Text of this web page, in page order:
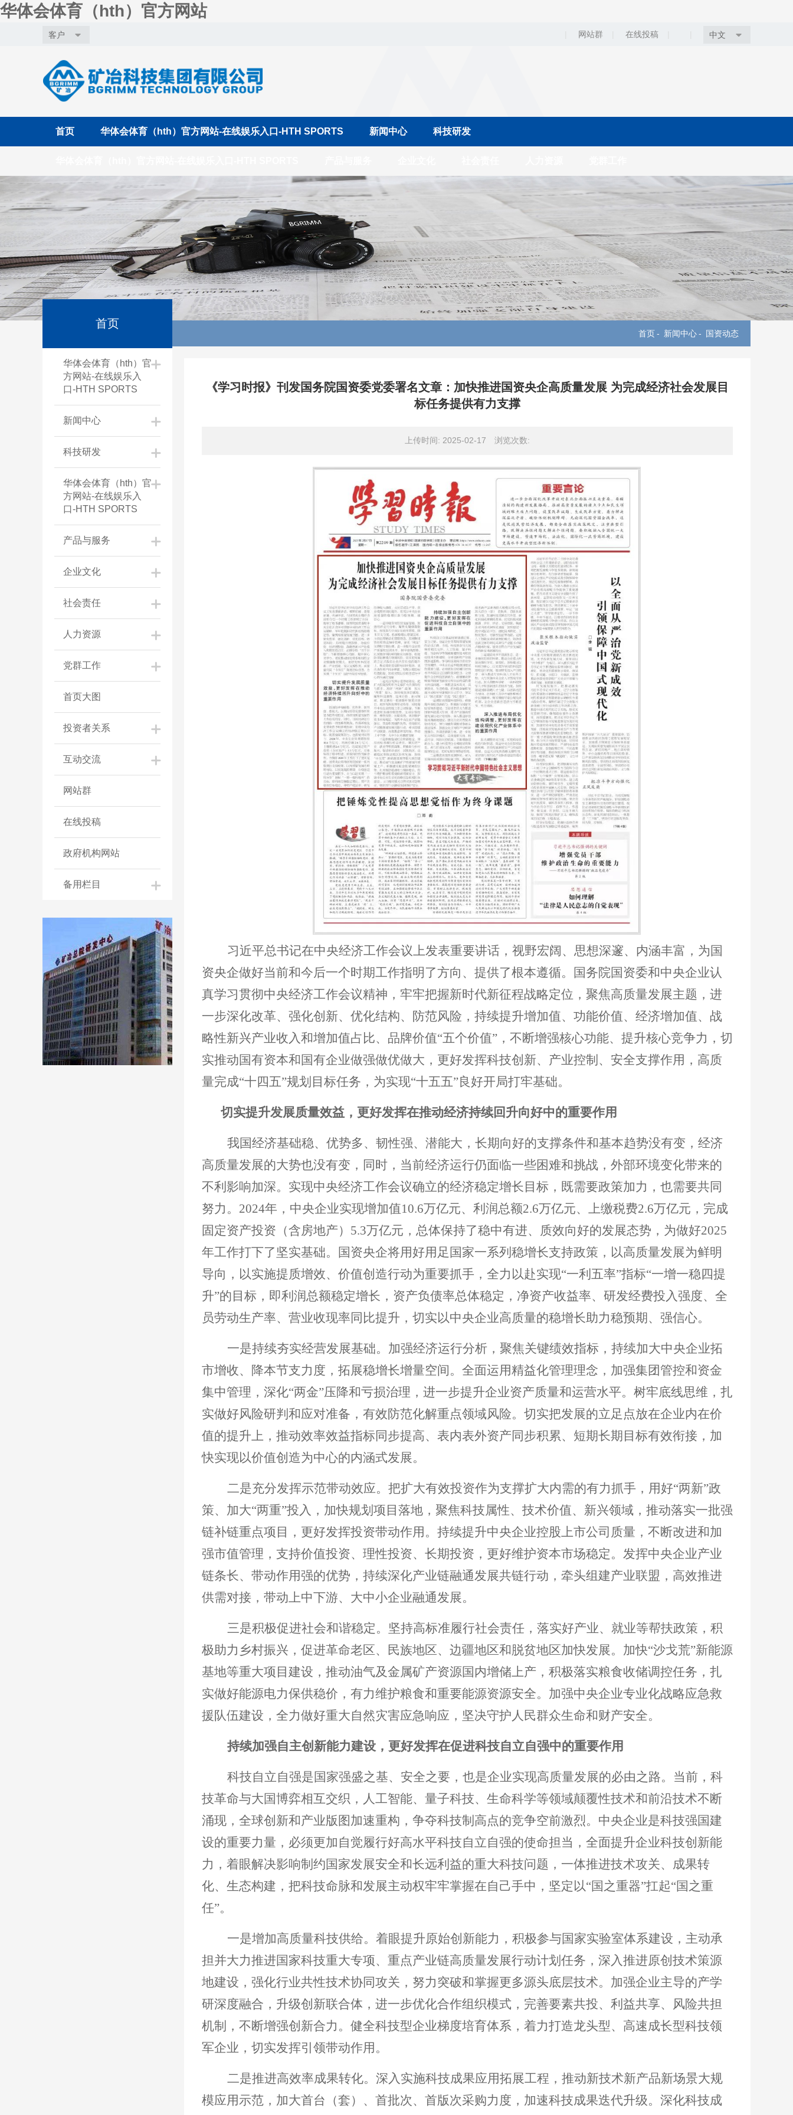
华体会体育（hth）官方网站
客户 网站群 在线投稿 中文
首页 华体会体育（hth）官方网站-在线娱乐入口-HTH SPORTS 新闻中心 科技研发
首页- 新闻中心- 国资动态
首页
华体会体育（hth）官
方网站-在线娱乐入
口-HTH SPORTS
新闻中心
科技研发
华体会体育（hth）官
方网站-在线娱乐入
口-HTH SPORTS
产品与服务
企业文化
社会责任
人力资源
党群工作
首页大图
投资者关系
互动交流
网站群
在线投稿
政府机构网站
备用栏目
《学习时报》刊发国务院国资委党委署名文章：加快推进国资央企高质量发展 为完成经济社会发展目
标任务提供有力支撑
上传时间: 2025-02-17 浏览次数:
习近平总书记在中央经济工作会议上发表重要讲话，视野宏阔、思想深邃、内涵丰富，为国
资央企做好当前和今后一个时期工作指明了方向、提供了根本遵循。国务院国资委和中央企业认
真学习贯彻中央经济工作会议精神，牢牢把握新时代新征程战略定位，聚焦高质量发展主题，进
一步深化改革、强化创新、优化结构、防范风险，持续提升增加值、功能价值、经济增加值、战
略性新兴产业收入和增加值占比、品牌价值“五个价值”，不断增强核心功能、提升核心竞争力，切
实推动国有资本和国有企业做强做优做大，更好发挥科技创新、产业控制、安全支撑作用，高质
量完成“十四五”规划目标任务，为实现“十五五”良好开局打牢基础。
切实提升发展质量效益，更好发挥在推动经济持续回升向好中的重要作用
我国经济基础稳、优势多、韧性强、潜能大，长期向好的支撑条件和基本趋势没有变，经济
高质量发展的大势也没有变，同时，当前经济运行仍面临一些困难和挑战，外部环境变化带来的
不利影响加深。实现中央经济工作会议确立的经济稳定增长目标，既需要政策加力，也需要共同
努力。 2024年，中央企业实现增加值10.6万亿元、利润总额2.6万亿元、上缴税费2.6万亿元，完成
固定资产投资（含房地产）5.3万亿元，总体保持了稳中有进、质效向好的发展态势，为做好2025
年工作打下了坚实基础。国资央企将用好用足国家一系列稳增长支持政策，以高质量发展为鲜明
导向，以实施提质增效、价值创造行动为重要抓手，全力以赴实现“一利五率”指标“一增一稳四提
升”的目标，即利润总额稳定增长，资产负债率总体稳定，净资产收益率、研发经费投入强度、全
员劳动生产率、营业收现率同比提升，切实以中央企业高质量的稳增长助力稳预期、强信心。
一是持续夯实经营发展基础。加强经济运行分析，聚焦关键绩效指标，持续加大中央企业拓
市增收、降本节支力度，拓展稳增长增量空间。全面运用精益化管理理念，加强集团管控和资金
集中管理，深化“两金”压降和亏损治理，进一步提升企业资产质量和运营水平。树牢底线思维，扎
实做好风险研判和应对准备，有效防范化解重点领域风险。切实把发展的立足点放在企业内在价
值的提升上，推动效率效益指标同步提高、表内表外资产同步积累、短期长期目标有效衔接，加
快实现以价值创造为中心的内涵式发展。
二是充分发挥示范带动效应。把扩大有效投资作为支撑扩大内需的有力抓手，用好“两新”政
策、加大“两重”投入，加快规划项目落地，聚焦科技属性、技术价值、新兴领域，推动落实一批强
链补链重点项目，更好发挥投资带动作用。持续提升中央企业控股上市公司质量，不断改进和加
强市值管理，支持价值投资、理性投资、长期投资，更好维护资本市场稳定。发挥中央企业产业
链条长、带动作用强的优势，持续深化产业链融通发展共链行动，牵头组建产业联盟，高效推进
供需对接，带动上中下游、大中小企业融通发展。
三是积极促进社会和谐稳定。坚持高标准履行社会责任，落实好产业、就业等帮扶政策，积
极助力乡村振兴，促进革命老区、民族地区、边疆地区和脱贫地区加快发展。加快“沙戈荒”新能源
基地等重大项目建设，推动油气及金属矿产资源国内增储上产，积极落实粮食收储调控任务，扎
实做好能源电力保供稳价，有力维护粮食和重要能源资源安全。加强中央企业专业化战略应急救
援队伍建设，全力做好重大自然灾害应急响应，坚决守护人民群众生命和财产安全。
持续加强自主创新能力建设，更好发挥在促进科技自立自强中的重要作用
科技自立自强是国家强盛之基、安全之要，也是企业实现高质量发展的必由之路。当前，科
技革命与大国博弈相互交织，人工智能、量子科技、生命科学等领域颠覆性技术和前沿技术不断
涌现，全球创新和产业版图加速重构，争夺科技制高点的竞争空前激烈。中央企业是科技强国建
设的重要力量，必须更加自觉履行好高水平科技自立自强的使命担当，全面提升企业科技创新能
力，着眼解决影响制约国家发展安全和长远利益的重大科技问题，一体推进技术攻关、成果转
化、生态构建，把科技命脉和发展主动权牢牢掌握在自己手中，坚定以“国之重器”扛起“国之重
任”。
一是增加高质量科技供给。着眼提升原始创新能力，积极参与国家实验室体系建设，主动承
担并大力推进国家科技重大专项、重点产业链高质量发展行动计划任务，深入推进原创技术策源
地建设，强化行业共性技术协同攻关，努力突破和掌握更多源头底层技术。加强企业主导的产学
研深度融合，升级创新联合体，进一步优化合作组织模式，完善要素共投、利益共享、风险共担
机制，不断增强创新合力。健全科技型企业梯度培育体系，着力打造龙头型、高速成长型科技领
军企业，切实发挥引领带动作用。
二是推进高效率成果转化。深入实施科技成果应用拓展工程，推动新技术新产品新场景大规
模应用示范，加大首台（套）、首批次、首版次采购力度，加速科技成果迭代升级。深化科技成